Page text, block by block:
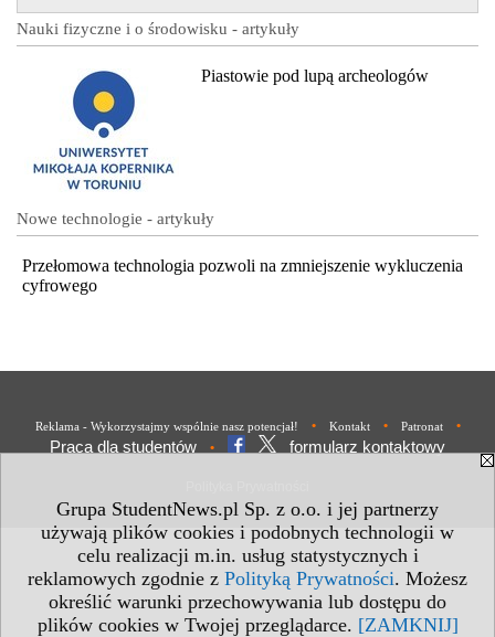
Grupa StudentNews.pl Sp. z o.o. i jej partnerzy
używają plików cookies i podobnych technologii w
celu realizacji m.in. usług statystycznych i
reklamowych zgodnie z Polityką Prywatności. Możesz
określić warunki przechowywania lub dostępu do
plików cookies w Twojej przeglądarce. [ZAMKNIJ]
Nauki fizyczne i o środowisku - artykuły
Piastowie pod lupą archeologów
Nowe technologie - artykuły
Przełomowa technologia pozwoli na zmniejszenie wykluczenia
cyfrowego
Reklama - Wykorzystajmy wspólnie nasz potencjał! • Kontakt • Patronat •
Praca dla studentów • formularz kontaktowy